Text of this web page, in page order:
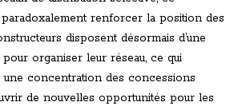
renforcer la position des
disposent désormais d’une
organiser leur réseau, ce qui
concentration des concessions
de nouvelles opportunités pour les